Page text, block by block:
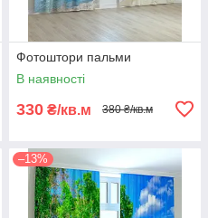
Фотоштори пальми
В наявності
330 ₴/кв.м 380 ₴/кв.м
–13%